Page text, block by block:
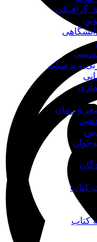
گرافیکی
و پزشکی
و رمان
کتاب